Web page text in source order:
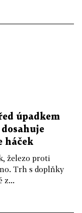
úpadkem
háček
železo proti
Trh s doplňky
z...